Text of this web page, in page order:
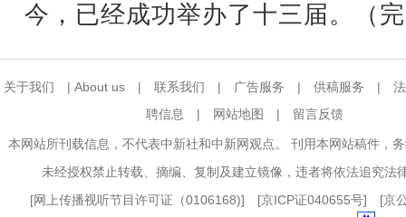
今，已经成功举办了十三届。（
关于我们 | About us | 联系我们 | 广告服务 | 供稿服务 |
聘信息
| 网站地图 | 留言反馈
本网站所刊载信息，不代表中新社和中新网观点。 刊用本网站稿件，
未经授权禁止转载、摘编、复制及建立镜像，违者将依法追究法
[网上传播视听节目许可证（0106168)] [京ICP证040655号] [京